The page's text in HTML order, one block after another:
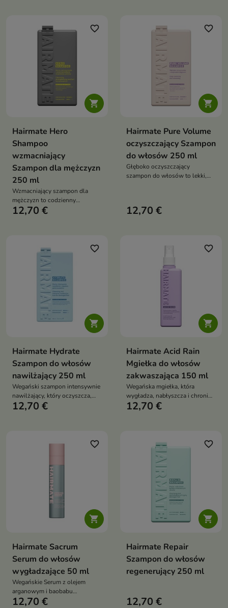

favorite_border
Hairmate Hero
Shampoo
wzmacniający
Szampon dla mężczyzn
250 ml
Wzmacniający szampon dla
mężczyzn to codzienny
kosmetyk do pielęgnacji włosów
Zapewnia świeżość, nawilżenie i
zdrowy wygląd włosów
12,70 €

favorite_border
Hairmate Pure Volume
oczyszczający Szampon
do włosów 250 ml
Głęboko oczyszczający
szampon do włosów to lekki,
nadaje im widoczną objętość.
12,70 €

favorite_border
Hairmate Hydrate
Szampon do włosów
nawilżający 250 ml
Wegański szampon intensywnie
nawilżający, który oczyszcza,
wygładza i przywraca miękkość
12,70 €

favorite_border
Hairmate Acid Rain
Mgiełka do włosów
zakwaszająca 150 ml
Wegańska mgiełka, która
wygładza, nabłyszcza i chroni
włosy przed wysoką
bez efektu obciążenia
12,70 €

favorite_border
Hairmate Sacrum
Serum do włosów
wygładzające 50 ml
Wegańskie Serum z olejem
arganowym i baobabu
intensywnie wygładza, nawilża i
12,70 €

favorite_border
Hairmate Repair
Szampon do włosów
regenerujący 250 ml
12,70 €